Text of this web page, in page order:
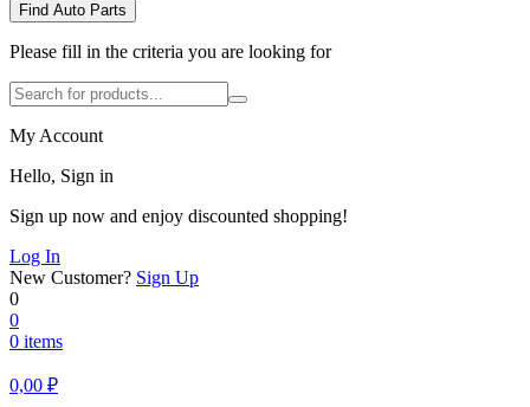
Find Auto Parts
Please fill in the criteria you are looking for
My Account
Hello, Sign in
Sign up now and enjoy discounted shopping!
Log In
New Customer? Sign Up
0
0
0 items
0,00 ₽